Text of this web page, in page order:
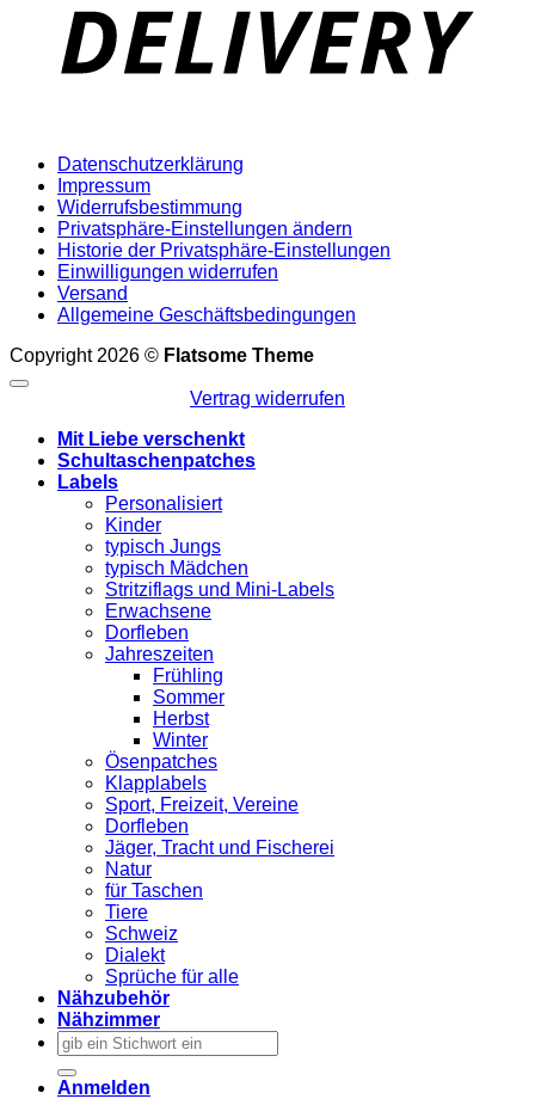
Datenschutzerklärung
Impressum
Widerrufsbestimmung
Privatsphäre-Einstellungen ändern
Historie der Privatsphäre-Einstellungen
Einwilligungen widerrufen
Versand
Allgemeine Geschäftsbedingungen
Copyright 2026 © Flatsome Theme
Vertrag widerrufen
Mit Liebe verschenkt
Schultaschenpatches
Labels
Personalisiert
Kinder
typisch Jungs
typisch Mädchen
Stritziflags und Mini-Labels
Erwachsene
Dorfleben
Jahreszeiten
Frühling
Sommer
Herbst
Winter
Ösenpatches
Klapplabels
Sport, Freizeit, Vereine
Dorfleben
Jäger, Tracht und Fischerei
Natur
für Taschen
Tiere
Schweiz
Dialekt
Sprüche für alle
Nähzubehör
Nähzimmer
Suchen
nach:
Anmelden